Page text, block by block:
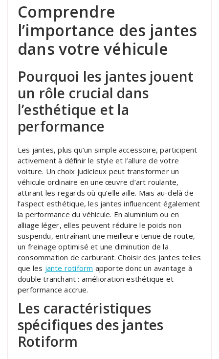
Comprendre
l’importance des jantes
dans votre véhicule
Pourquoi les jantes jouent
un rôle crucial dans
l’esthétique et la
performance
Les jantes, plus qu’un simple accessoire, participent
activement à définir le style et l’allure de votre
voiture. Un choix judicieux peut transformer un
véhicule ordinaire en une œuvre d’art roulante,
attirant les regards où qu’elle aille. Mais au-delà de
l’aspect esthétique, les jantes influencent également
la performance du véhicule. En aluminium ou en
alliage léger, elles peuvent réduire le poids non
suspendu, entraînant une meilleure tenue de route,
un freinage optimisé et une diminution de la
consommation de carburant. Choisir des jantes telles
que les jante rotiform apporte donc un avantage à
double tranchant : amélioration esthétique et
performance accrue.
Les caractéristiques
spécifiques des jantes
Rotiform